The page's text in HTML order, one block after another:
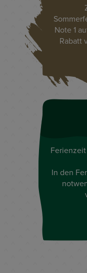
Note 1
Rabatt
In den